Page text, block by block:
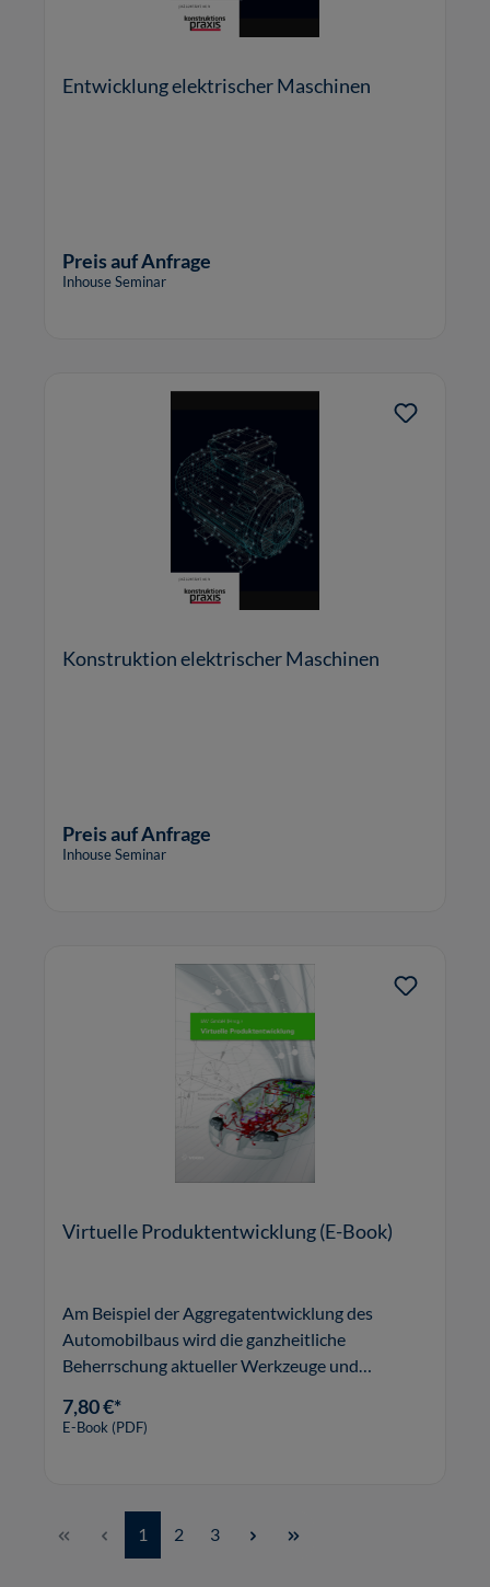
Entwicklung elektrischer Maschinen
Preis auf Anfrage
Inhouse Seminar
Konstruktion elektrischer Maschinen
Preis auf Anfrage
Inhouse Seminar
Virtuelle Produktentwicklung (E-Book)
Am Beispiel der Aggregatentwicklung des
Automobilbaus wird die ganzheitliche
Beherrschung aktueller Werkzeuge und
Ingenieursarbeit gezeigt.
7,80 €*
E-Book (PDF)
Seite
1 Seite
2 Seite
3